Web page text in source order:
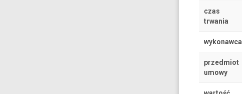
czas
trwania
wykonawca
przedmiot
umowy